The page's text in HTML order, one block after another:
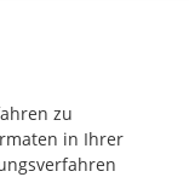
zu
in Ihrer